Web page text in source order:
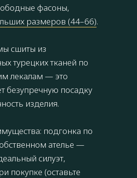
фасоны,
размеров (44–66).
сшиты из
турецких тканей по
лекалам — это
безупречную посадку
изделия.
подгонка по
ателье —
силуэт,
покупке (оставьте